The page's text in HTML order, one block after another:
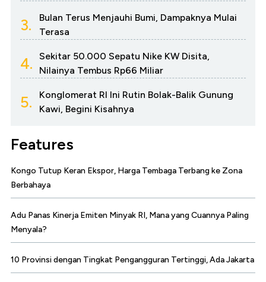
3.
Bulan Terus Menjauhi Bumi, Dampaknya Mulai
Terasa
4.
Sekitar 50.000 Sepatu Nike KW Disita,
Nilainya Tembus Rp66 Miliar
5.
Konglomerat RI Ini Rutin Bolak-Balik Gunung
Kawi, Begini Kisahnya
Features
Kongo Tutup Keran Ekspor, Harga Tembaga Terbang ke Zona
Berbahaya
Adu Panas Kinerja Emiten Minyak RI, Mana yang Cuannya Paling
Menyala?
10 Provinsi dengan Tingkat Pengangguran Tertinggi, Ada Jakarta